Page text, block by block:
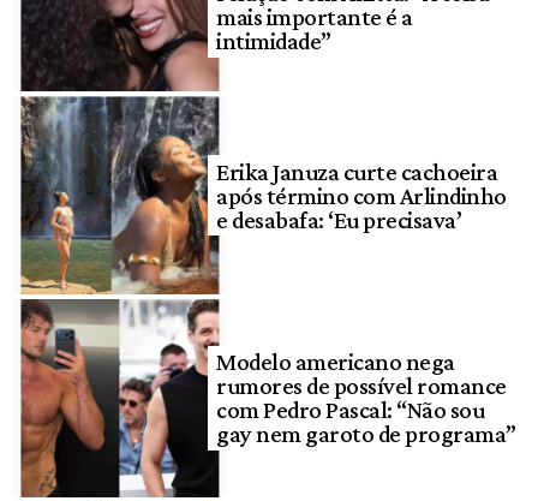
mais importante é a
intimidade”
Erika Januza curte cachoeira
após término com Arlindinho
e desabafa: ‘Eu precisava’
Modelo americano nega
rumores de possível romance
com Pedro Pascal: “Não sou
gay nem garoto de programa”